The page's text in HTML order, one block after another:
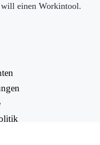
will einen Workintool.